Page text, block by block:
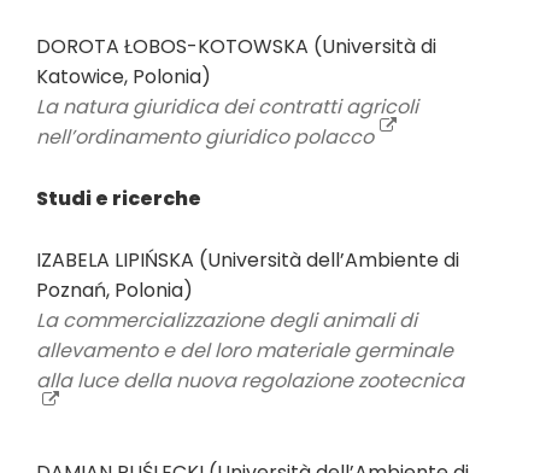
DOROTA ŁOBOS-KOTOWSKA (Università di
Katowice, Polonia)
La natura giuridica dei contratti agricoli
nell’ordinamento giuridico polacco
Studi e ricerche
IZABELA LIPIŃSKA (Università dell’Ambiente di
Poznań, Polonia)
La commercializzazione degli animali di
allevamento e del loro materiale germinale
alla luce della nuova regolazione zootecnica